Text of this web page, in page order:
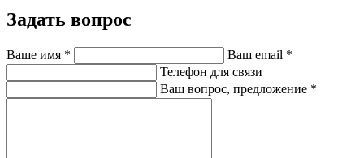
Задать вопрос
Ваше имя * Ваш email *
Телефон для связи
Ваш вопрос, предложение *